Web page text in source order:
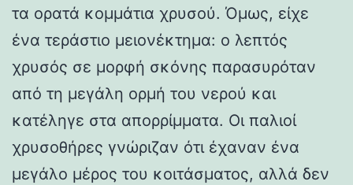
τα ορατά κομμάτια χρυσού. Όμως, είχε
ένα τεράστιο μειονέκτημα: ο λεπτός
χρυσός σε μορφή σκόνης παρασυρόταν
από τη μεγάλη ορμή του νερού και
κατέληγε στα απορρίμματα. Οι παλιοί
χρυσοθήρες γνώριζαν ότι έχαναν ένα
μεγάλο μέρος του κοιτάσματος, αλλά δεν